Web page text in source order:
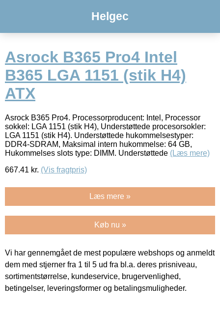
Helgec
Asrock B365 Pro4 Intel
B365 LGA 1151 (stik H4)
ATX
Asrock B365 Pro4. Processorproducent: Intel, Processor
sokkel: LGA 1151 (stik H4), Understøttede procesorsokler:
LGA 1151 (stik H4). Understøttede hukommelsestyper:
DDR4-SDRAM, Maksimal intern hukommelse: 64 GB,
Hukommelses slots type: DIMM. Understøttede (Læs mere)
667.41 kr. (Vis fragtpris)
Læs mere »
Køb nu »
Vi har gennemgået de mest populære webshops og anmeldt
dem med stjerner fra 1 til 5 ud fra bl.a. deres prisniveau,
sortimentstørrelse, kundeservice, brugervenlighed,
betingelser, leveringsformer og betalingsmuligheder.